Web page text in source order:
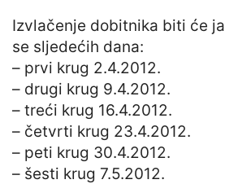
Izvlačenje dobitnika biti će
se sljedećih dana:
– prvi krug 2.4.2012.
– drugi krug 9.4.2012.
– treći krug 16.4.2012.
– četvrti krug 23.4.2012.
– peti krug 30.4.2012.
– šesti krug 7.5.2012.